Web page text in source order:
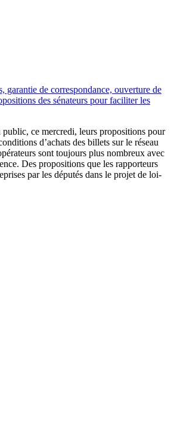
garantie de correspondance, ouverture de
des sénateurs pour faciliter les
public, ce mercredi, leurs propositions pour
d’achats des billets sur le réseau
sont toujours plus nombreux avec
Des propositions que les rapporteurs
par les députés dans le projet de loi-